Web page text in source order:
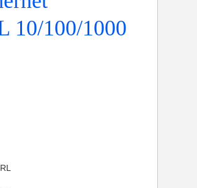
10/100/1000